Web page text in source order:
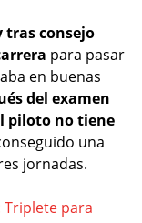
tras consejo
para pasar
en buenas
del examen
piloto no tiene
una
jornadas.
Triplete para